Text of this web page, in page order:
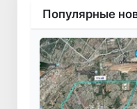
Популярные